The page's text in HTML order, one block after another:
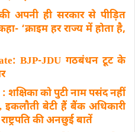
अपनी ही सरकार से पीड़ित
‘क्राइम हर राज्य में होता है,
BJP-JDU गठबंधन टूट के
को पुटी नाम पसंद नहीं
इकलौती बेटी हैं बैंक अधिकारी
की अनछुई बातें